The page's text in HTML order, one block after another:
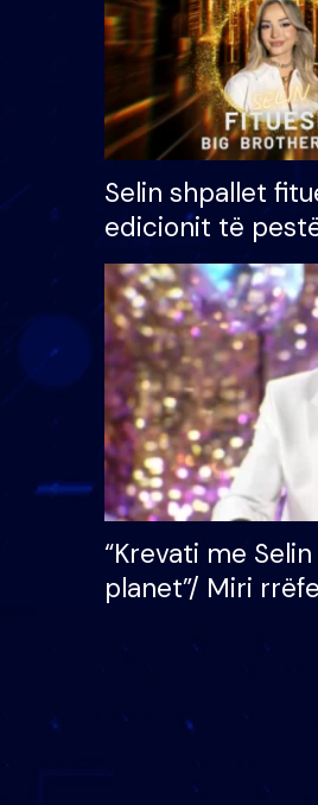
Selin shpallet
edicionit të
Brother VIP,
çmimin e madh
mijë eurosh
“Krevati me
planet”/ Miri
mungojë zilja e